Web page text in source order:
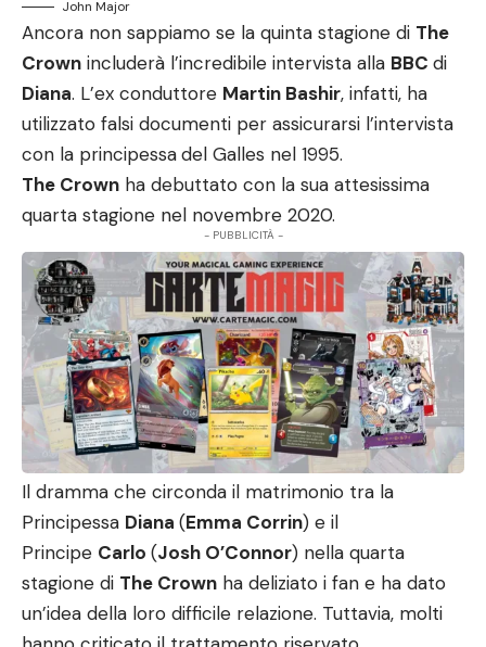
John Major
Ancora non sappiamo se la quinta stagione di The
Crown includerà l’incredibile intervista alla BBC di
Diana. L’ex conduttore Martin Bashir, infatti, ha
utilizzato falsi documenti per assicurarsi l’intervista
con la principessadel Galles nel 1995.
The Crown ha debuttato con la sua attesissima
quarta stagione nel novembre 2020.
- PUBBLICITÀ -
Il dramma che circonda il matrimonio tra la
Principessa Diana (Emma Corrin) e il
Principe Carlo (Josh O’Connor) nella quarta
stagione di The Crown ha deliziato i fan e ha dato
un’idea della loro difficile relazione. Tuttavia, molti